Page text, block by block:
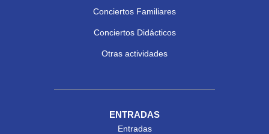
Conciertos Familiares
Conciertos Didácticos
Otras actividades
ENTRADAS
Entradas